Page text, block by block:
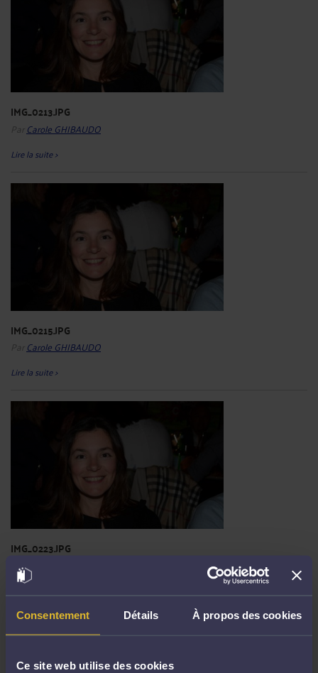
Consentement Détails À propos des cookies
Ce site web utilise des cookies
IMG_0213.JPG
Par Carole GHIBAUDO
Lire la suite >
IMG_0215.JPG
Par Carole GHIBAUDO
Lire la suite >
IMG_0223.JPG
ParCarole GHIBAUDO